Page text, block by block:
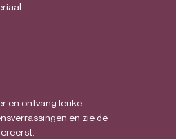
en ontvang leuke
en zie de